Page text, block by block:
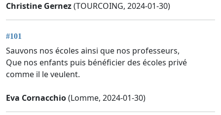
Christine Gernez(TOURCOING, 2024-01-30)
#101
Sauvons nos écoles ainsi que nos professeurs,
Que nos enfants puis bénéficier des écoles privé
comme il le veulent.
Eva Cornacchio(Lomme, 2024-01-30)